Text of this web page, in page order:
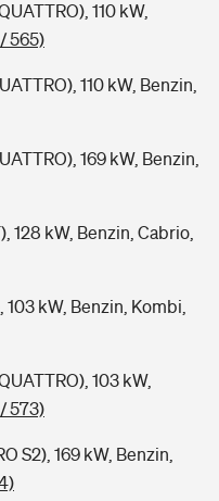
110 kW,
565)
110 kW, Benzin,
169 kW, Benzin,
128 kW, Benzin, Cabrio,
kW, Benzin, Kombi,
103 kW,
573)
S2), 169 kW, Benzin,